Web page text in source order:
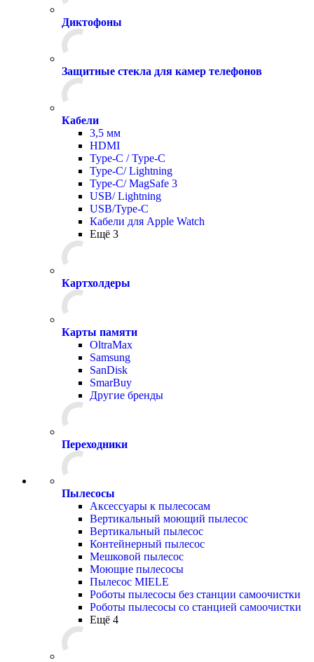
Диктофоны
Защитные стекла для камер телефонов
Кабели
3,5 мм
HDMI
Type-C / Type-C
Type-C/ Lightning
Type-C/ MagSafe 3
USB/ Lightning
USB/Type-C
Кабели для Apple Watch
Ещё 3
Картхолдеры
Карты памяти
OltraMax
Samsung
SanDisk
SmarBuy
Другие бренды
Переходники
Пылесосы
Аксессуары к пылесосам
Вертикальный моющий пылесос
Вертикальный пылесос
Контейнерный пылесос
Мешковой пылесос
Моющие пылесосы
Пылесос MIELE
Роботы пылесосы без станции самоочистки
Роботы пылесосы со станцией самоочистки
Ещё 4